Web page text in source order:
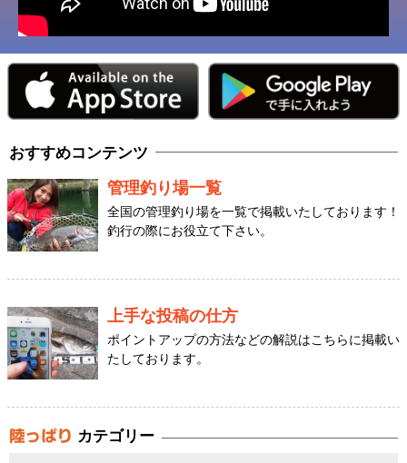
おすすめコンテンツ
管理釣り場一覧
全国の管理釣り場を一覧で掲載いたしております！
釣行の際にお役立て下さい。
上手な投稿の仕方
ポイントアップの方法などの解説はこちらに掲載い
たしております。
カテゴリー